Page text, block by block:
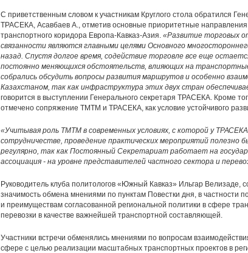
С приветственным словом к участникам Круглого стола обратился
ТРАСЕКА, Асавбаев А., отметив основные приоритетные
транспортного коридора Европа-Кавказ-Азия. «Развитие торговых
связанности являются главными целями Основного
назад. Спустя долгое время, содействие торговле все еще
постоянно меняющихся обстоятельств, влияющих на
собрались обсудить вопросы развития маршрутов и особенно
Казахстаном, так как инфраструктура этих двух стран
говорится в выступлении Генерального секретаря ТРАСЕКА. Кроме
отмечено сопряжение ТМТМ и ТРАСЕКА, как условие устойчивого
«Учитывая роль ТМТМ в современных условиях, с которой у
сотрудничестве, проведение практических мероприятий полезно
регулярно, так как Постоянный Секретариат работает на
ассоциация - на уровне представителей частного сектора и
Руководитель клуба политологов «Южный Кавказ» Ильгар Велизаде,
значимость обмена мнениями по пунктам Повестки дня, в частности
и преимуществам согласованной региональной политики в сфере
перевозки в качестве важнейшей транспортной составляющей.
Участники встречи обменялись мнениями по вопросам
сфере с целью реализации масштабных транспортных проектов в